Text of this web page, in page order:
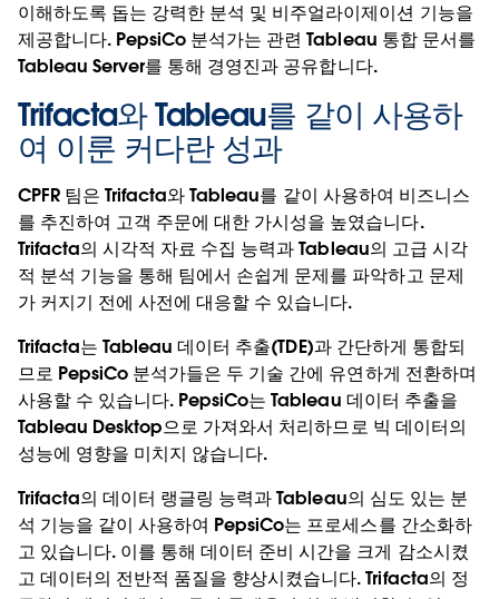
이해하도록 돕는 강력한 분석 및 비주얼라이제이션 기능을
제공합니다. PepsiCo 분석가는 관련 Tableau 통합 문서를
Tableau Server를 통해 경영진과 공유합니다.
Trifacta와 Tableau를 같이 사용하
여 이룬 커다란 성과
CPFR 팀은 Trifacta와 Tableau를 같이 사용하여 비즈니스
를 추진하여 고객 주문에 대한 가시성을 높였습니다.
Trifacta의 시각적 자료 수집 능력과 Tableau의 고급 시각
적 분석 기능을 통해 팀에서 손쉽게 문제를 파악하고 문제
가 커지기 전에 사전에 대응할 수 있습니다.
Trifacta는 Tableau 데이터 추출(TDE)과 간단하게 통합되
므로 PepsiCo 분석가들은 두 기술 간에 유연하게 전환하며
사용할 수 있습니다. PepsiCo는 Tableau 데이터 추출을
Tableau Desktop으로 가져와서 처리하므로 빅 데이터의
성능에 영향을 미치지 않습니다.
Trifacta의 데이터 랭글링 능력과 Tableau의 심도 있는 분
석 기능을 같이 사용하여 PepsiCo는 프로세스를 간소화하
고 있습니다. 이를 통해 데이터 준비 시간을 크게 감소시켰
고 데이터의 전반적 품질을 향상시켰습니다. Trifacta의 정